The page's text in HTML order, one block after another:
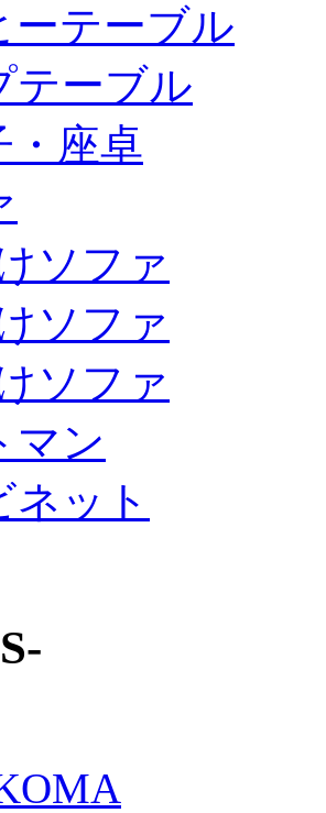
ーテーブル
テーブル
・座卓
ソファ
ソファ
ソファ
マン
ネット